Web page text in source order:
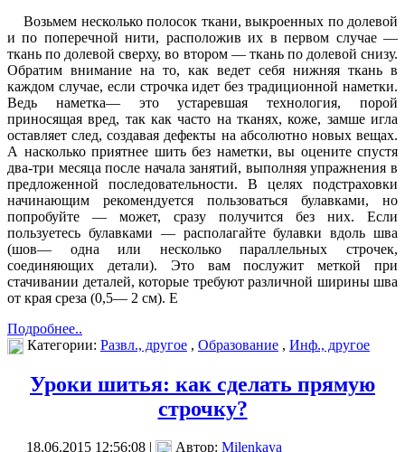
Возьмем несколько полосок ткани, выкроенных по долевой
и по поперечной нити, расположив их в первом случае —
ткань по долевой сверху, во втором — ткань по долевой снизу.
Обратим внимание на то, как ведет себя нижняя ткань в
каждом случае, если строчка идет без традиционной наметки.
Ведь наметка— это устаревшая технология, порой
приносящая вред, так как часто на тканях, коже, замше игла
оставляет след, создавая дефекты на абсолютно новых вещах.
А насколько приятнее шить без наметки, вы оцените спустя
два-три месяца после начала занятий, выполняя упражнения в
предложенной последовательности. В целях подстраховки
начинающим рекомендуется пользоваться булавками, но
попробуйте — может, сразу получится без них. Если
пользуетесь булавками — располагайте булавки вдоль шва
(шов— одна или несколько параллельных строчек,
соединяющих детали). Это вам послужит меткой при
стачивании деталей, которые требуют различной ширины шва
от края среза (0,5— 2 см). Е
Подробнее..
Категории: Развл., другое , Образование , Инф., другое
Уроки шитья: как сделать прямую
строчку?
18.06.2015 12:56:08 | Автор: Milenkaya